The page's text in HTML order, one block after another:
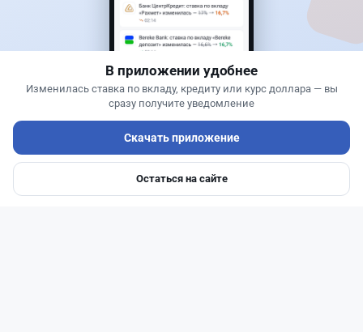
Home Credit Bank урезал ставки по депозитам
Читать дальше →
Ипотеки Авто
В приложении удобнее
Изменилась ставка по вкладу, кредиту или курс доллара — вы
сразу получите уведомление
Скачать приложение
Остаться на сайте